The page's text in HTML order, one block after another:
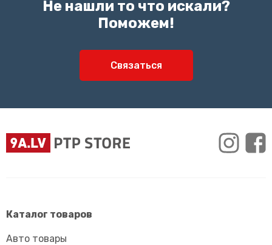
Не нашли то что искали?
Поможем!
Связаться
Каталог товаров
Авто товары